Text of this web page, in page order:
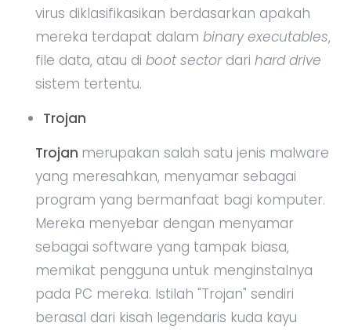
virus diklasifikasikan berdasarkan apakah
mereka terdapat dalam binary executables,
file data, atau di boot sectordari hard drive
sistem tertentu.
Trojan
Trojan merupakan salah satu jenis malware
yang meresahkan, menyamar sebagai
program yang bermanfaat bagi komputer.
Mereka menyebar dengan menyamar
sebagai software yang tampak biasa,
memikat pengguna untuk menginstalnya
pada PC mereka. Istilah "Trojan" sendiri
berasal dari kisah legendaris kuda kayu